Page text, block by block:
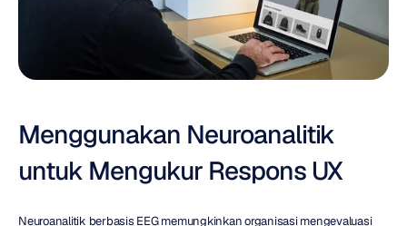
Menggunakan Neuroanalitik
untuk Mengukur Respons UX
Neuroanalitik berbasis EEG memungkinkan organisasi mengevaluasi